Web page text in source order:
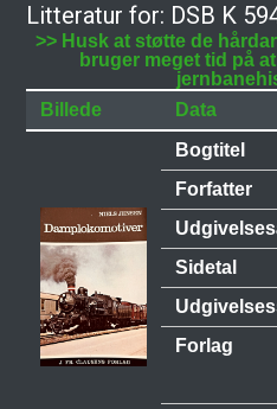
Litteratur for: DSB K
>> Husk at støtte de
bruger meget tid på
Billede
Data
Bogtitel
Forfatter
Sidetal
Forlag